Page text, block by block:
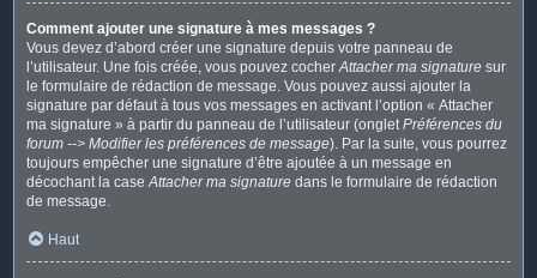
Comment ajouter une signature à mes messages ?
Vous devez d’abord créer une signature depuis votre panneau de
l’utilisateur. Une fois créée, vous pouvez cocherAttacher ma signature sur
le formulaire de rédaction de message. Vous pouvez aussi ajouter la
signature par défaut à tous vos messages en activant l’option « Attacher
ma signature » à partir du panneau de l’utilisateur (ongletPréférences du
forum --> Modifier les préférences de message). Par la suite, vous pourrez
toujours empêcher une signature d’être ajoutée à un message en
décochant la caseAttacher ma signature dans le formulaire de rédaction
de message.
Haut